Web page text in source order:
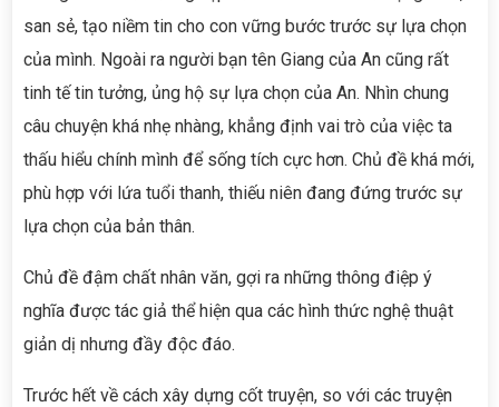
san sẻ, tạo niềm tin cho con vững bước trước sự lựa chọn
của mình. Ngoài ra người bạn tên Giang của An cũng rất
tinh tế tin tưởng, ủng hộ sự lựa chọn của An. Nhìn chung
câu chuyện khá nhẹ nhàng, khẳng định vai trò của việc ta
thấu hiểu chính mình để sống tích cực hơn. Chủ đề khá mới,
phù hợp với lứa tuổi thanh, thiếu niên đang đứng trước sự
lựa chọn của bản thân.
Chủ đề đậm chất nhân văn, gợi ra những thông điệp ý
nghĩa được tác giả thể hiện qua các hình thức nghệ thuật
giản dị nhưng đầy độc đáo.
Trước hết về cách xây dựng cốt truyện, so với các truyện